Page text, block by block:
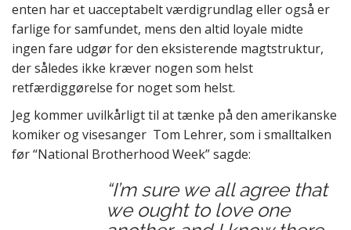
enten har et uacceptabelt værdigrundlag eller også er
farlige for samfundet, mens den altid loyale midte
ingen fare udgør for den eksisterende magtstruktur,
der således ikke kræver nogen som helst
retfærdiggørelse for noget som helst.
Jeg kommer uvilkårligt til at tænke på den amerikanske
komiker og visesanger Tom Lehrer, som i smalltalken
før “National Brotherhood Week” sagde:
“I’m sure we all agree that
we ought to love one